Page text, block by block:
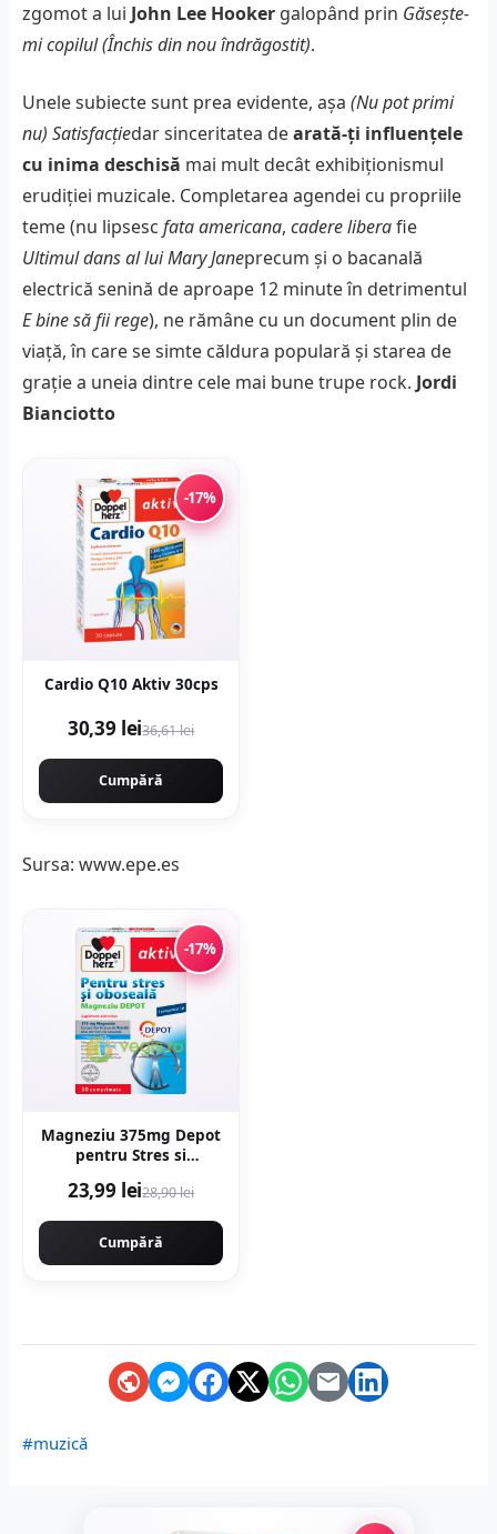
zgomot a lui John Lee Hooker galopând prin Găsește-
mi copilul (Închis din nou îndrăgostit).
Unele subiecte sunt prea evidente, așa (Nu pot primi
nu) Satisfacțiedar sinceritatea dearată-ți influențele
cu inima deschisă mai mult decât exhibiţionismul
erudiţiei muzicale. Completarea agendei cu propriile
teme (nu lipsesc fata americana, cadere liberafie
Ultimul dans al lui Mary Janeprecum și o bacanală
electrică senină de aproape 12 minute în detrimentul
E bine să fii rege), ne rămâne cu un document plin de
viață, în care se simte căldura populară și starea de
grație a uneia dintre cele mai bune trupe rock. Jordi
Bianciotto
-17%
Cardio Q10 Aktiv 30cps
30,39 lei36,61 lei
Cumpără
Sursa: www.epe.es
-17%
Magneziu 375mg Depot
pentru Stres si
23,99 lei28,90 lei
Cumpără
#muzică